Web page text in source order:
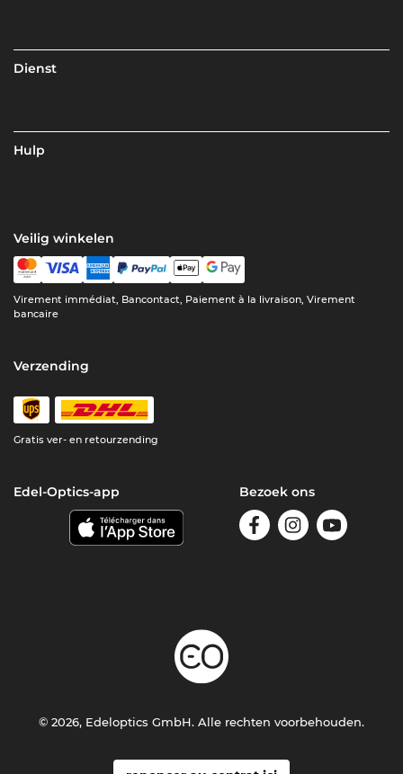
Dienst
Hulp
Veilig winkelen
Virement immédiat, Bancontact, Paiement à la livraison, Virement
bancaire
Verzending
Gratis ver- en retourzending
Edel-Optics-app Bezoek ons
© 2026, Edeloptics GmbH. Alle rechten voorbehouden.